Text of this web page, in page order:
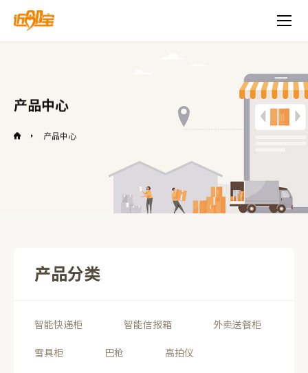
产品中心
产品中心
产品分类
智能快递柜 智能信报箱 外卖送餐柜
雪具柜 巴枪 高拍仪